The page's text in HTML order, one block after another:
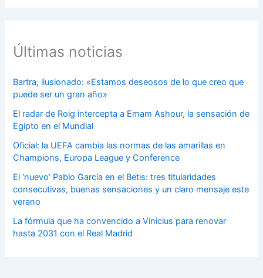
Últimas noticias
Bartra, ilusionado: «Estamos deseosos de lo que creo que
puede ser un gran año»
El radar de Roig intercepta a Emam Ashour, la sensación de
Egipto en el Mundial
Oficial: la UEFA cambia las normas de las amarillas en
Champions, Europa League y Conference
El ‘nuevo’ Pablo García en el Betis: tres titularidades
consecutivas, buenas sensaciones y un claro mensaje este
verano
La fórmula que ha convencido a Vinicius para renovar
hasta 2031 con el Real Madrid